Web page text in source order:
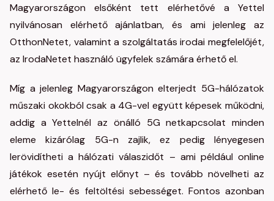
Magyarországon elsőként tett elérhetővé a Yettel
nyilvánosan elérhető ajánlatban, és ami jelenleg az
OtthonNetet, valamint a szolgáltatás irodai megfelelőjét,
az IrodaNetet használó ügyfelek számára érhető el.
Míg a jelenleg Magyarországon elterjedt 5G-hálózatok
műszaki okokból csak a 4G-vel együtt képesek működni,
addig a Yettelnél az önálló 5G netkapcsolat minden
eleme kizárólag 5G-n zajlik, ez pedig lényegesen
lerövidítheti a hálózati válaszidőt – ami például online
játékok esetén nyújt előnyt – és tovább növelheti az
elérhető le- és feltöltési sebességet. Fontos azonban